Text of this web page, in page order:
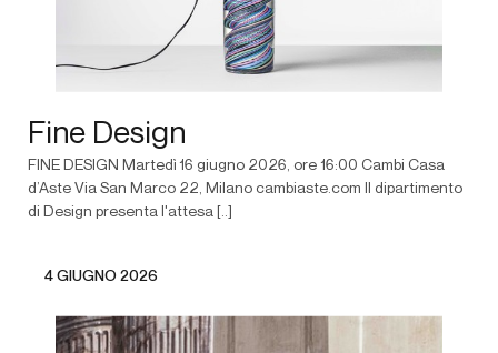
Fine Design
FINE DESIGN Martedì 16 giugno 2026, ore 16:00 Cambi Casa
d’Aste Via San Marco 22, Milano cambiaste.com Il dipartimento
di Design presenta l'attesa [..]
4 GIUGNO 2026